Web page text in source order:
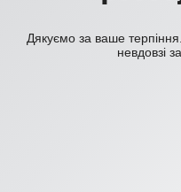
Дякуємо за ваше
невдовзі